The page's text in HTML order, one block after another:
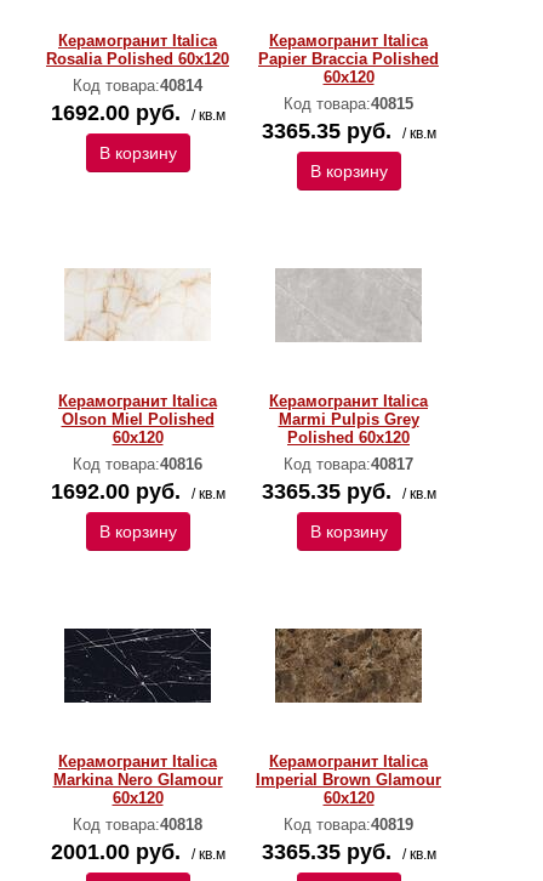
Керамогранит Italica
Rosalia Polished 60х120
Код товара:40814
1692.00 руб. / кв.м
В корзину
Керамогранит Italica
Papier Braccia Polished
60х120
Код товара:40815
3365.35 руб. / кв.м
В корзину
Керамогранит Italica
Olson Miel Polished
60х120
Код товара:40816
1692.00 руб. / кв.м
В корзину
Керамогранит Italica
Marmi Pulpis Grey
Polished 60х120
Код товара:40817
3365.35 руб. / кв.м
В корзину
Керамогранит Italica
Markina Nero Glamour
60х120
Код товара:40818
2001.00 руб. / кв.м
Керамогранит Italica
Imperial Brown Glamour
60х120
Код товара:40819
3365.35 руб. / кв.м